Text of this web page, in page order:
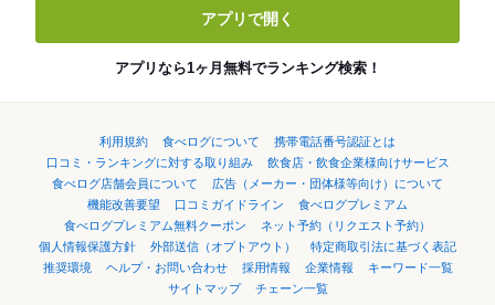
アプリで開く
アプリなら1ヶ月無料でランキング検索！
利用規約 食べログについて
携帯電話番号認証とは
口コミ・ランキングに対する取り組み
飲食店・飲食企業様向けサービス
食べログ店舗会員について
広告（メーカー・団体様等向け）について
機能改善要望
口コミガイドライン
食べログプレミアム
食べログプレミアム無料クーポン
ネット予約（リクエスト予約）
個人情報保護方針
外部送信（オプトアウト）
特定商取引法に基づく表記
推奨環境
ヘルプ・お問い合わせ 採用情報 企業情報
キーワード一覧
サイトマップ
チェーン一覧